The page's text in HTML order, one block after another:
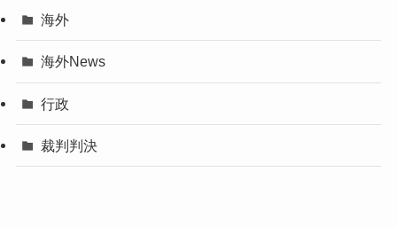
海外
海外News
行政
裁判判決